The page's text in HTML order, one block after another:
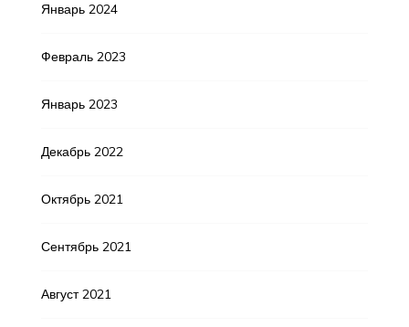
Январь 2024
Февраль 2023
Январь 2023
Декабрь 2022
Октябрь 2021
Сентябрь 2021
Август 2021